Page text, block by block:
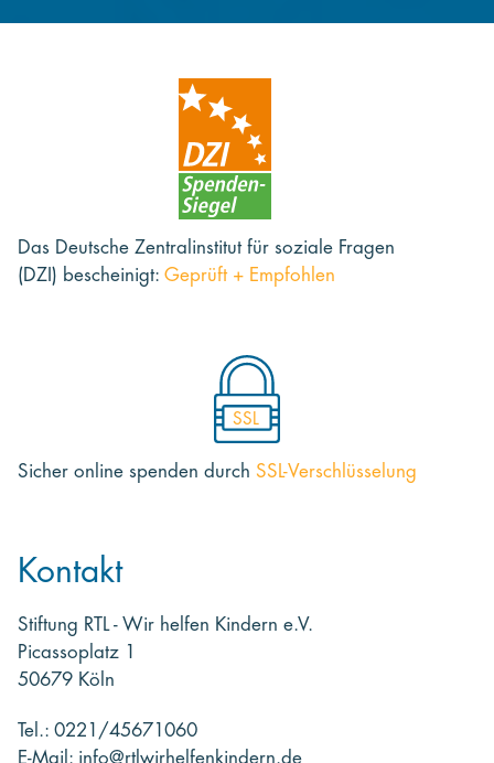
Das Deutsche Zentralinstitut für soziale Fragen
(DZI) bescheinigt: Geprüft + Empfohlen
SSL
Sicher online spenden durch SSL-Verschlüsselung
Kontakt
Stiftung RTL - Wir helfen Kindern e.V.
Picassoplatz 1
50679 Köln
Tel.: 0221/45671060
E-Mail: info@rtlwirhelfenkindern.de